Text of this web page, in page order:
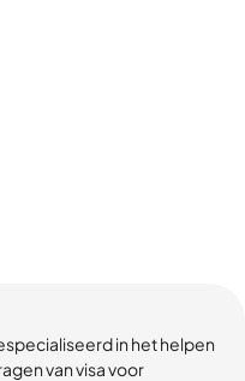
in het helpen
van visa voor